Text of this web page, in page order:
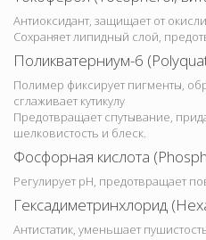
Антиоксидант, защищает от
Сохраняет липидный слой,
Поликватерниум-6
Полимер фиксирует пигменты,
сглаживает кутикулу
Предотвращает спутывание,
шелковистость и блеск.
Фосфорная кислота
Регулирует pH, предотвращает
Гексадиметринхлорид
Антистатик, уменьшает